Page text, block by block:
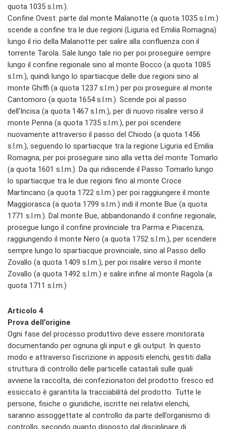
quota 1035 s.l.m.).
Confine Ovest: parte dal monte Malanotte (a quota 1035 s.l.m.)
scende a confine tra le due regioni (Liguria ed Emilia Romagna)
lungo il rio della Malanotte per salire alla confluenza con il
torrente Tarola. Sale lungo tale rio per poi proseguire sempre
lungo il confine regionale sino al monte Bocco (a quota 1085
s.l.m.), quindi lungo lo spartiacque delle due regioni sino al
monte Ghiffi (a quota 1237 s.l.m.) per poi proseguire al monte
Cantomoro (a quota 1654 s.l.m.). Scende poi al passo
dell’Incisa (a quota 1467 s.l.m.), per di nuovo risalire verso il
monte Penna (a quota 1735 s.l.m.), per poi scendere
nuovamente attraverso il passo del Chiodo (a quota 1456
s.l.m.), seguendo lo spartiacque tra la regione Liguria ed Emilia
Romagna, per poi proseguire sino alla vetta del monte Tomarlo
(a quota 1601 s.l.m.). Da qui ridiscende il Passo Tomarlo lungo
lo spartiacque tra le due regioni fino al monte Croce
Martincano (a quota 1722 s.l.m.) per poi raggiungere il monte
Maggiorasca (a quota 1799 s.l.m.) indi il monte Bue (a quota
1771 s.l.m.). Dal monte Bue, abbandonando il confine regionale,
prosegue lungo il confine provinciale tra Parma e Piacenza,
raggiungendo il monte Nero (a quota 1752 s.l.m.), per scendere
sempre lungo lo spartiacque provinciale, sino al Passo dello
Zovallo (a quota 1409 s.l.m.), per poi risalire verso il monte
Zovallo (a quota 1492 s.l.m.) e salire infine al monte Ragola (a
quota 1711 s.l.m.)
Articolo 4
Prova dell’origine
Ogni fase del processo produttivo deve essere monitorata
documentando per ognuna gli input e gli output. In questo
modo e attraverso l’iscrizione in appositi elenchi, gestiti dalla
struttura di controllo delle particelle catastali sulle quali
avviene la raccolta, dei confezionatori del prodotto fresco ed
essiccato è garantita la tracciabilità del prodotto. Tutte le
persone, fisiche o giuridiche, iscritte nei relativi elenchi,
saranno assoggettate al controllo da parte dell’organismo di
controllo, secondo quanto disposto dal disciplinare di